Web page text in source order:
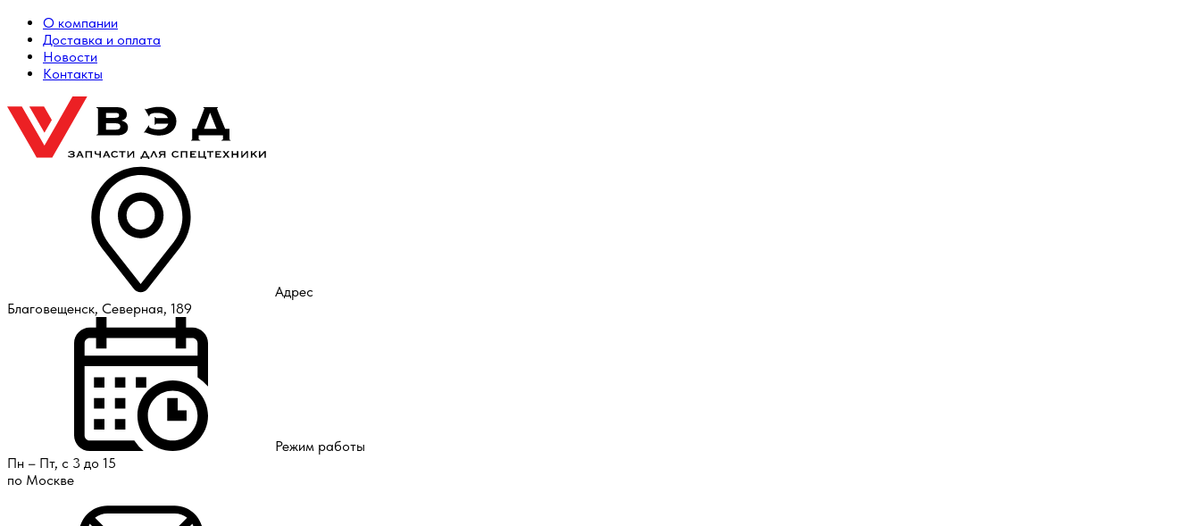
О компании
Доставка и оплата
Новости
Контакты
Адрес
Благовещенск, Северная, 189
Режим работы
Пн – Пт, с 3 до 15
по Москве